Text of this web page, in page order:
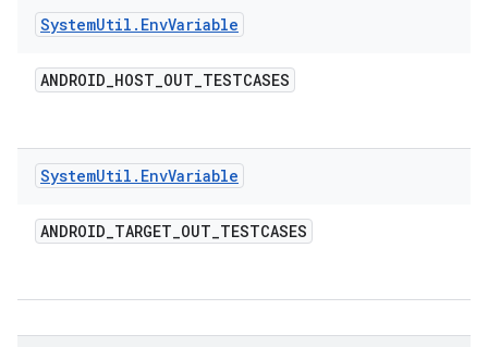
SystemUtil . EnvVariable
ANDROID_HOST_OUT_TESTCASES
SystemUtil . EnvVariable
ANDROID_TARGET_OUT_TESTCASES